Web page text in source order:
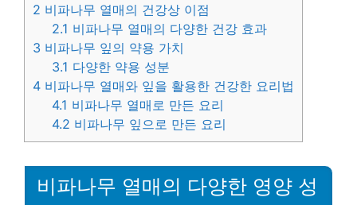
2 비파나무 열매의 건강상 이점
2.1 비파나무 열매의 다양한 건강 효과
3 비파나무 잎의 약용 가치
3.1 다양한 약용 성분
4 비파나무 열매와 잎을 활용한 건강한 요리법
4.1 비파나무 열매로 만든 요리
4.2 비파나무 잎으로 만든 요리
비파나무 열매의 다양한 영양 성